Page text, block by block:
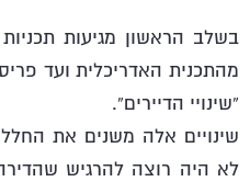
בשלב הראשון מגיעות
מהתכנית האדריכלית ועד
“שינויי הדיירים”.
שינויים אלה משנים את
לא היה רוצה להרגיש